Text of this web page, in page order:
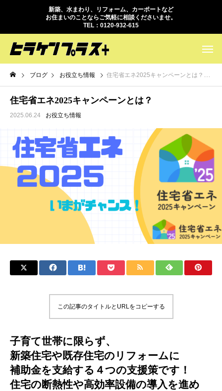
新築、水まわり、リフォーム、カーポートなど
お住まいのことならご気軽に相談くださいませ。
TEL：0120-932-615
ブログ お役立ち情報 住宅省エネ2025キャンペーンとは？
住宅省エネ2025キャンペーンとは？
2025.06.24 お役立ち情報
この記事のタイトルとURLをコピーする
子育て世帯に限らず、
新築住宅や既存住宅のリフォームに
補助金を支給する４つの支援策です！
住宅の断熱性や高効率設備の導入を進め